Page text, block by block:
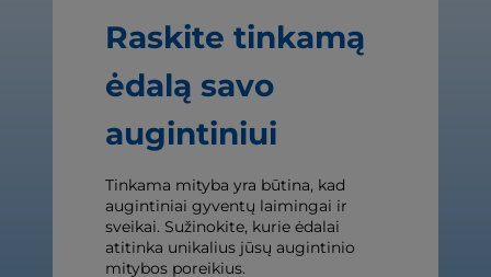
Raskite tinkamą
ėdalą savo
augintiniui
Tinkama mityba yra būtina, kad
augintiniai gyventų laimingai ir
sveikai. Sužinokite, kurie ėdalai
atitinka unikalius jūsų augintinio
mitybos poreikius.